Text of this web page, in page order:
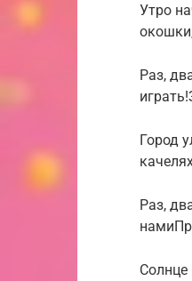
Утро
Раз,
Город
Раз,
Солнце